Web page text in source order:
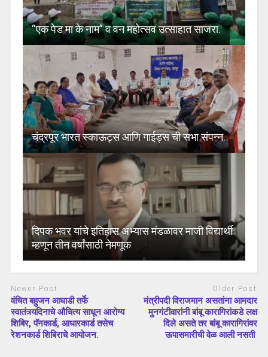
“एक पेड मा के नाम” व वन महोत्सव उत्साहात साजरा.
चंद्रपूर भारत स्काऊट्स आणि गाईड्स ची सभा संपन्न.
दिपक भवर यांचे इतिहास अभ्यास मंडळावर माजी विद्यार्थी
म्हणून तीन वर्षांसाठी नेमणूक
Newer Post
वंचित बहुजन आघाडी तर्फे
स्वातंत्र्यदिनाचे औचित्य साधून आरोग्य
शिबिर, पॅनकार्ड, आधारकार्ड तसेच
रेशनकार्ड शिबिराचे आयोजन.
Older Post
मंत्रीपदी विराजमान असतांना आमदार
मुनगंटीवारांनी बांबू कारागिरांकडे लक्ष
दिले असते तर बांबू कारागिरांवर
ऊपासमारीची वेळ आली नसती